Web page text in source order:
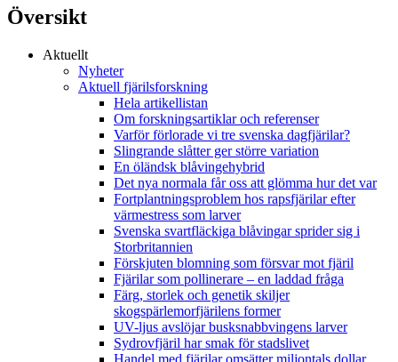
Översikt
Aktuellt
Nyheter
Aktuell fjärilsforskning
Hela artikellistan
Om forskningsartiklar och referenser
Varför förlorade vi tre svenska dagfjärilar?
Slingrande slåtter ger större variation
En öländsk blåvingehybrid
Det nya normala får oss att glömma hur det var
Fortplantningsproblem hos rapsfjärilar efter
värmestress som larver
Svenska svartfläckiga blåvingar sprider sig i
Storbritannien
Förskjuten blomning som försvar mot fjäril
Fjärilar som pollinerare – en laddad fråga
Färg, storlek och genetik skiljer
skogspärlemorfjärilens former
UV-ljus avslöjar busksnabbvingens larver
Sydrovfjäril har smak för stadslivet
Handel med fjärilar omsätter miljontals dollar